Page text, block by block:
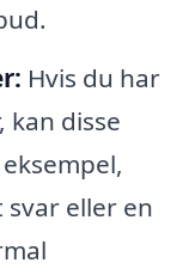
Hvis du har
disse
eller en